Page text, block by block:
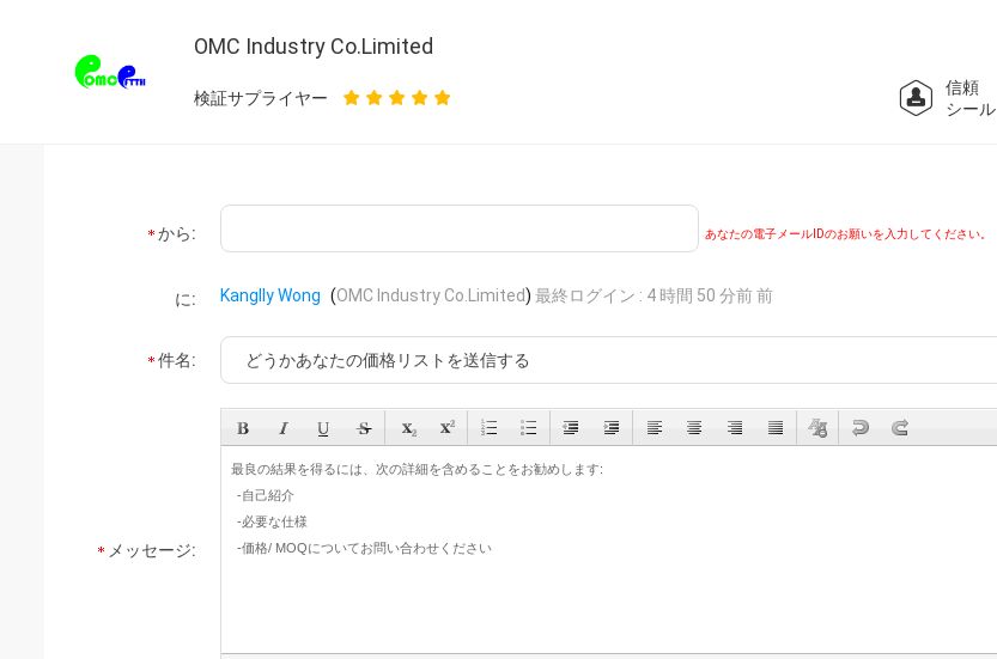
OMC Industry Co.Limited
検証サプライヤー
信頼
シール
から: あなたの電子メールIDのお願いを入力してください。
に: Kanglly Wong (OMC Industry Co.Limited) 最終ログイン : 4 時間 50 分前 前
件名:
メッセージ: